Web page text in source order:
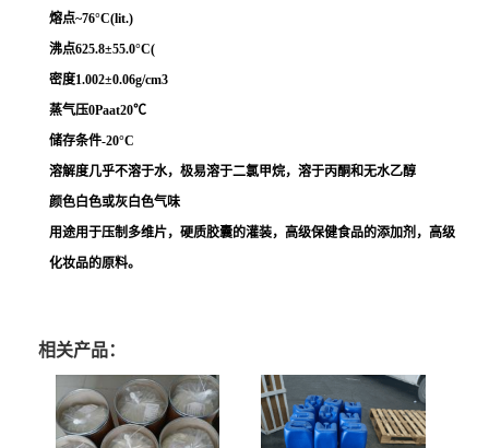
熔点~76°C(lit.)
沸点625.8±55.0°C(
密度1.002±0.06g/cm3
蒸气压0Paat20℃
储存条件-20°C
溶解度几乎不溶于水，极易溶于二氯甲烷，溶于丙酮和无水乙醇
颜色白色或灰白色气味
用途用于压制多维片，硬质胶囊的灌装，高级保健食品的添加剂，高级
化妆品的原料。
相关产品：